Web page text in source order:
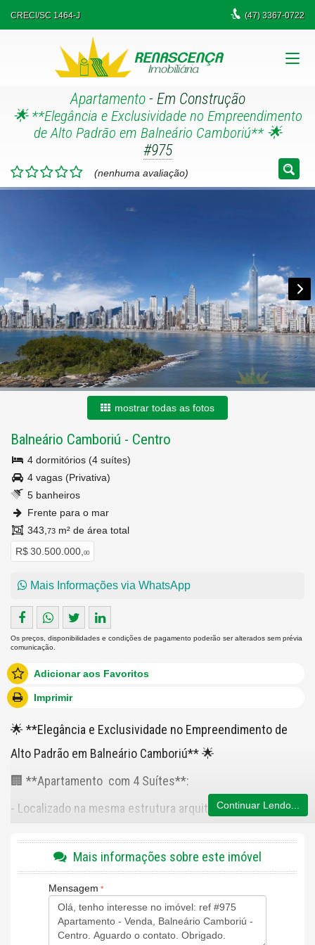
CRECI/SC 1464-J (47)3367-0722
Apartamento- Em Construção
🌟 **Elegância e Exclusividade no Empreendimento
de Alto Padrão em Balneário Camboriú** 🌟
#975
(nenhuma avaliação)
mostrar todas as fotos
Balneário Camboriú - Centro
4 dormitórios (4 suítes)
4 vagas (Privativa)
5 banheiros
Frente para o mar
343, 73 m² de área total
R$ 30.500.000, 00
Mais Informações via WhatsApp
Os preços, disponibilidades e condições de pagamento poderão ser alterados sem prévia
comunicação.
Adicionar aos Favoritos
Imprimir
🌟 **Elegância e Exclusividade no Empreendimento de
Alto Padrão em Balneário Camboriú** 🌟
🏢 **Apartamento com 4 Suítes**:
- Localizado na mesma estrutura arquitetônica
oferece um estilo de vida de luxo e conforto.
- Composto por 4 suítes espaçosas, cada uma projetada
para proporcionar privacidade e elegância.
Continuar Lendo...
Mais informações sobre este imóvel
Mensagem